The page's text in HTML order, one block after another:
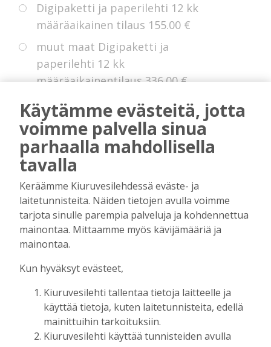
Digipaketti ja paperilehti 12 kk
määräaikainen tilaus 155.00 €
muut maat Digipaketti ja
paperilehti 12 kk
määräaikainentilaus336.00 €
Eurooppa Digipaketti ja paperilehti
12 kk kestotilaus 225.00 €
ole ollut digitilausta voimassa edellisten 14
kuukauden aikana.
Tilausten sisältö
DigitilaussisältääKiuruvesilehti.fi
uutisvirran, uudet näköislehdet,
näköislehtien arkiston ja tulevaisuudessa
sähköpostiin lähetettävän uutiskirjeen.
Käytämme evästeitä, jotta
voimme palvella sinua
parhaalla mahdollisella
tavalla
Keräämme Kiuruvesilehdessä eväste- ja
laitetunnisteita. Näiden tietojen avulla voimme
tarjota sinulle parempia palveluja ja kohdennettua
mainontaa. Mittaamme myös kävijämääriä ja
mainontaa.
Kun hyväksyt evästeet,
Kiuruvesilehti tallentaa tietoja laitteelle ja
käyttää tietoja, kuten laitetunnisteita, edellä
mainittuihin tarkoituksiin.
Kiuruvesilehti käyttää tunnisteiden avulla